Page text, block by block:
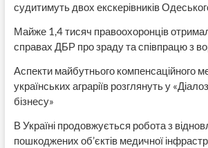
судитимуть двох екскерівників
Майже 1,4 тисяч правоохоронців
справах ДБР про зраду та співпрацю з
Аспекти майбутнього компенсаційного
українських аграріїв розглянуть у
бізнесу»
В Україні продовжується робота з
пошкоджених об’єктів медичної